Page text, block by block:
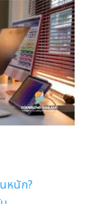
หนัก?